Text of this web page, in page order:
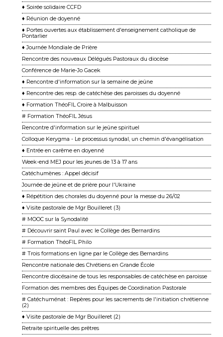
♦ Soirée solidaire CCFD
♦ Réunion de doyenné
♦ Portes ouvertes aux établissement d'enseignement catholique de
Pontarlier
♦ Journée Mondiale de Prière
Rencontre des nouveaux Délégués Pastoraux du diocèse
Conférence de Marie-Jo Gacek
♦ Rencontre d'information sur la semaine de jeûne
♦ Rencontre des resp. de catéchèse des paroisses du doyenné
♦ Formation ThéoFIL Croire à Malbuisson
# Formation ThéoFIL Jésus
Rencontre d'information sur le jeûne spirituel
Colloque Kerygma - Le processus synodal, un chemin d'évangélisation
♦ Entrée en carême en doyenné
Week-end MEJ pour les jeunes de 13 à 17 ans
Catéchumènes : Appel décisif
Journée de jeûne et de prière pour l'Ukraine
♦ Répétition des chorales du doyenné pour la messe du 26/02
♦ Visite pastorale de Mgr Bouilleret (3)
# MOOC sur la Synodalité
# Découvrir saint Paul avec le Collège des Bernardins
# Formation ThéoFIL Philo
# Trois formations en ligne par le Collège des Bernardins
Rencontre nationale des Chrétiens en Grande École
Rencontre diocésaine de tous les responsables de catéchèse en paroisse
Formation des membres des Équipes de Coordination Pastorale
# Catéchuménat : Repères pour les sacrements de l'initiation chrétienne
(2)
♦ Visite pastorale de Mgr Bouilleret (2)
Retraite spirituelle des prêtres